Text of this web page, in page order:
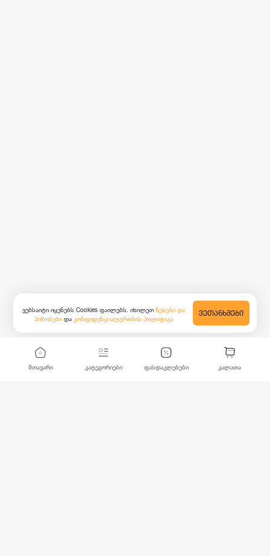
მთავარი კატეგორიები ფასდაკლებები კალათა
ვებსაიტი იყენებს Cookies ფაილებს. იხილეთ წესები და
პირობები და კონფიდენციალურობის პოლიტიკა
ᲕᲔᲗᲐᲜᲮᲛᲔᲑᲘ